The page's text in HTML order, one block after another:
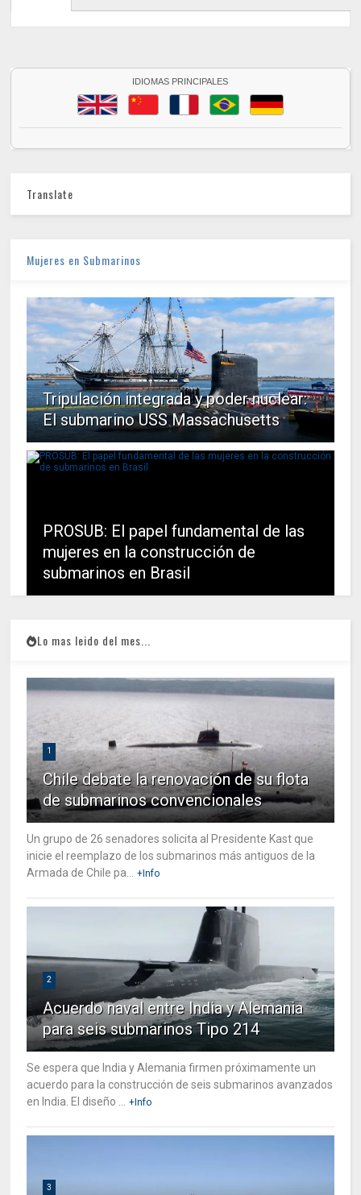
IDIOMAS PRINCIPALES
Translate
Mujeres en Submarinos
Tripulación integrada y poder nuclear:
El submarino USS Massachusetts
PROSUB: El papel fundamental de las
mujeres en la construcción de
submarinos en Brasil
Lo mas leido del mes...
1
Chile debate la renovación de su flota
de submarinos convencionales
Un grupo de 26 senadores solicita al Presidente Kast que
inicie el reemplazo de los submarinos más antiguos de la
Armada de Chile pa...
+Info
2
Acuerdo naval entre India y Alemania
para seis submarinos Tipo 214
Se espera que India y Alemania firmen próximamente un
acuerdo para la construcción de seis submarinos avanzados
en India. El diseño ...
+Info
3